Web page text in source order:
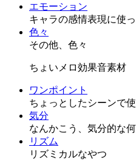
エモーション
キャラの感情表現に使
色々
その他、色々
ちょいメロ効果音素材
ワンポイント
ちょっとしたシーンで
気分
なんかこう、気分的な
リズム
リズミカルなやつ